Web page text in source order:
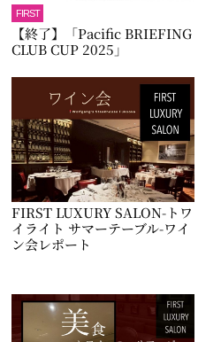
FIRST
【終了】「Pacific BRIEFING
CLUB CUP 2025」
FIRST LUXURY SALON-トワ
イライト サマーテーブル-ワイ
ン会レポート